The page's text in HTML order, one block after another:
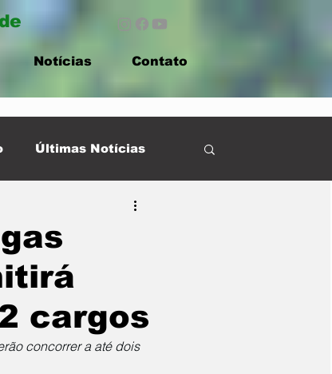
Notícias Contato
Últimas Notícias
cargos
concorrer a até dois